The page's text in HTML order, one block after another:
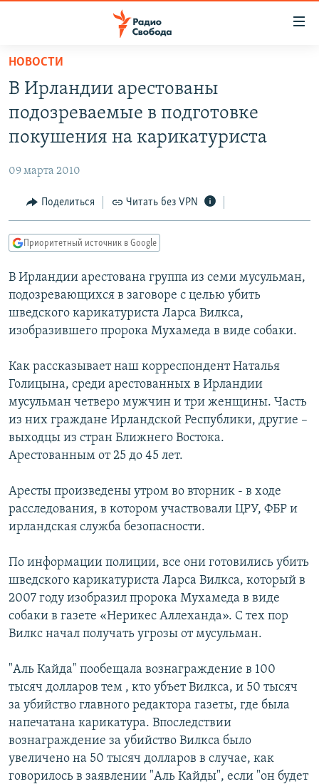
упрощенного
доступа
основному
Вернутся
Вернутся
поиску
ПОДКАСТЫ
АВТОРСКИЕ ПРОЕКТЫ
МНЕНИЯ
КУЛЬТУРА
КАВКАЗ.РЕАЛИИ
СЕВЕР.РЕАЛИИ
СИБИРЬ.РЕАЛИИ
РАСПИСАНИЕ ВЕЩАНИЯ
ПОДПИШИТЕСЬ НА РАССЫЛКУ
Все сайты РСЕ/РС
НОВОСТИ
В Ирландии арестованы
подозреваемые в подготовке
покушения на карикатуриста
09 марта 2010
Поделиться Читать без VPN
Приоритетный источник в Google
В Ирландии арестована группа из семи мусульман,
подозревающихся в заговоре с целью убить
шведского карикатуриста Ларса Вилкса,
изобразившего пророка Мухамеда в виде собаки.
Как рассказывает наш корреспондент Наталья
Голицына, среди арестованных в Ирландии
мусульман четверо мужчин и три женщины. Часть
из них граждане Ирландской Республики, другие –
выходцы из стран Ближнего Востока.
Арестованным от 25 до 45 лет.
Аресты произведены утром во вторник - в ходе
расследования, в котором участвовали ЦРУ, ФБР и
ирландская служба безопасности.
По информации полиции, все они готовились убить
шведского карикатуриста Ларса Вилкса, который в
2007 году изобразил пророка Мухамеда в виде
собаки в газете «Нерикес Аллеханда». С тех пор
Вилкс начал получать угрозы от мусульман.
"Аль Кайда" пообещала вознаграждение в 100
тысяч долларов тем , кто убъет Вилкса, и 50 тысяч
за убийство главного редактора газеты, где была
напечатана карикатура. Впоследствии
вознаграждение за убийство Вилкса было
увеличено на 50 тысяч долларов в случае, как
говорилось в заявлении "Аль Кайды", если "он будет